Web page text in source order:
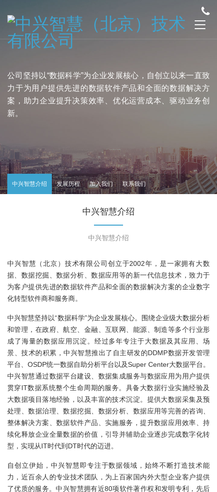
公司坚持以“数据科学”为企业发展核心，自创立以来一直致
力于为用户提供先进的数据软件产品和全面的数据解决方
案，助力企业提升决策效率、优化运营成本、驱动业务创
新。
中兴智慧介绍 发展历程 加入我们 联系我们
中兴智慧介绍
中兴智慧介绍
中兴智慧（北京）技术有限公司创立于2002年，是一家拥有大数
据、数据挖掘、数据分析、数据应用等的新一代信息技术，致力于
为客户提供先进的数据软件产品和全面的数据解决方案的企业数字
化转型软件商和服务商。
中兴智慧坚持以“数据科学”为企业发展核心。围绕企业级大数据分析
和管理，在政府、航空、金融、互联网、能源、制造等多个行业形
成了海量的数据应用沉淀。经过多年专注于大数据及其应用、场
景、技术的积累，中兴智慧推出了自主研发的DDMP数据开发管理
平台、OSDP统一数据自助分析平台以及Super Center大数据平台。
中兴智慧通过数据平台建设、数据集成服务与数据应用为用户提供
贯穿IT数据系统整个生命周期的服务。具备大数据行业实施经验及
大数据项目落地经验，以及丰富的技术沉淀。提供大数据采集及预
处理、数据治理、数据挖掘、数据分析、数据应用等完善的咨询、
整体解决方案、数据软件产品、实施服务，提升数据应用效率、持
续化释放企业全量数据的价值，引导并辅助企业逐步完成数字化转
型，实现从IT时代到DT时代的迈进。
自创立伊始，中兴智慧即专注于数据领域，始终不断打造技术能
力，近百余人的专业技术团队，为上百家国内外大型企业客户提供
了优质的服务。中兴智慧拥有近80项软件著作权和发明专利，先后